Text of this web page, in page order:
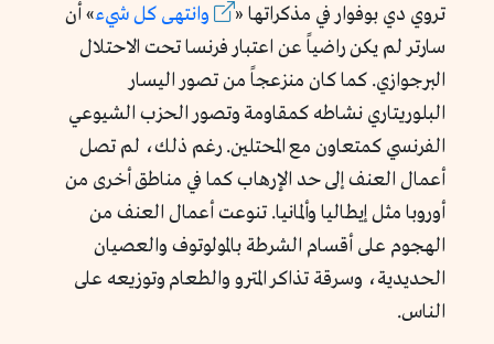
تروي دي بوفوار في مذكراتها « وانتهى كل شيء» أن
سارتر لم يكن راضياً عن اعتبار فرنسا تحت الاحتلال
البرجوازي. كما كان منزعجاً من تصور اليسار
البلوريتاري نشاطه كمقاومة وتصور الحزب الشيوعي
الفرنسي كمتعاون مع المحتلين. رغم ذلك، لم تصل
أعمال العنف إلى حد الإرهاب كما في مناطق أخرى من
أوروبا مثل إيطاليا وألمانيا. تنوعت أعمال العنف من
الهجوم على أقسام الشرطة بالمولوتوف والعصيان
الحديدية، وسرقة تذاكر المترو والطعام وتوزيعه على
الناس.